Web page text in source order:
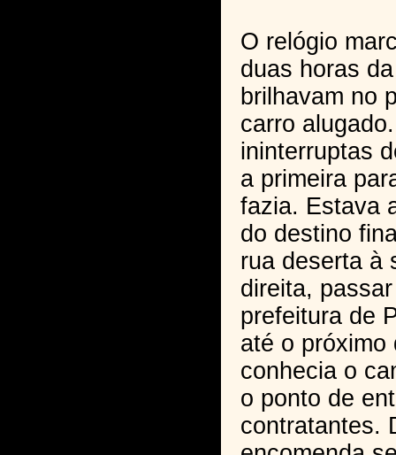
O relógio
duas horas
brilhavam no
carro
ininterruptas
a primeira
fazia. Estava
do destino
rua deserta à
direita,
prefeitura de
até o próximo
conhecia o
o ponto de
contratantes.